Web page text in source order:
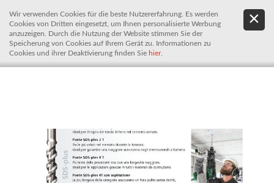
Wir verwenden Cookies für die beste Nutzererfahrung. Es werden
Cookies von Dritten eingesetzt, um Ihnen personalisierte Werbung
anzuzeigen. Durch die Nutzung der Website stimmen Sie der
Speicherung von Cookies auf Ihrem Gerät zu. Informationen zu
Cookies und ihrer Deaktivierung finden Sie hier.
De.It